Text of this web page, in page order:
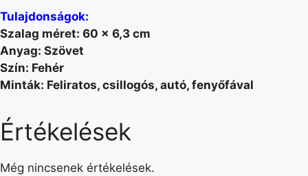
Tulajdonságok:
Szalag méret: 60 x 6,3 cm
Anyag: Szövet
Szín: Fehér
Minták: Feliratos, csillogós, autó, fenyőfával
Értékelések
Még nincsenek értékelések.